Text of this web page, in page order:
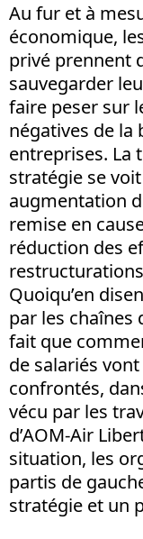
Au fur et à
économique,
privé prennent
sauvegarder
faire peser sur
négatives de la
entreprises. La
stratégie se
augmentation
remise en
réduction des
Quoiqu’en
par les chaînes
fait que
de salariés
confrontés,
vécu par les
d’AOM-Air
situation, les
partis de
stratégie et un